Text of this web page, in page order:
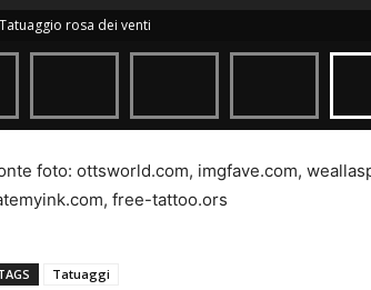
Tatuaggio rosa dei venti
foto: ottsworld.com, imgfave.com,
free-tattoo.ors
Tatuaggi